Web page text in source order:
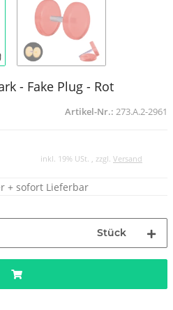
- Fake Plug - Rot
Artikel-Nr.: 273.A.2-2961
inkl. 19% USt. , zzgl. Versand
+ sofort Lieferbar
Stück